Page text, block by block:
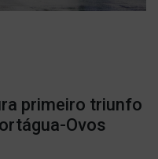
primeiro triunfo
Ovos